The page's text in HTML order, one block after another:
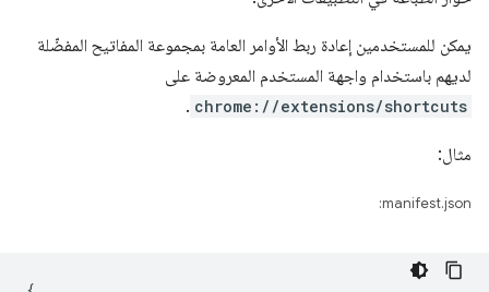
يمكن للمستخدمين إعادة ربط الأوامر العامة بمجموعة المفاتيح المفضّلة
لديهم باستخدام واجهة المستخدم المعروضة على
chrome://extensions/shortcuts
.
مثال:
manifest.json: